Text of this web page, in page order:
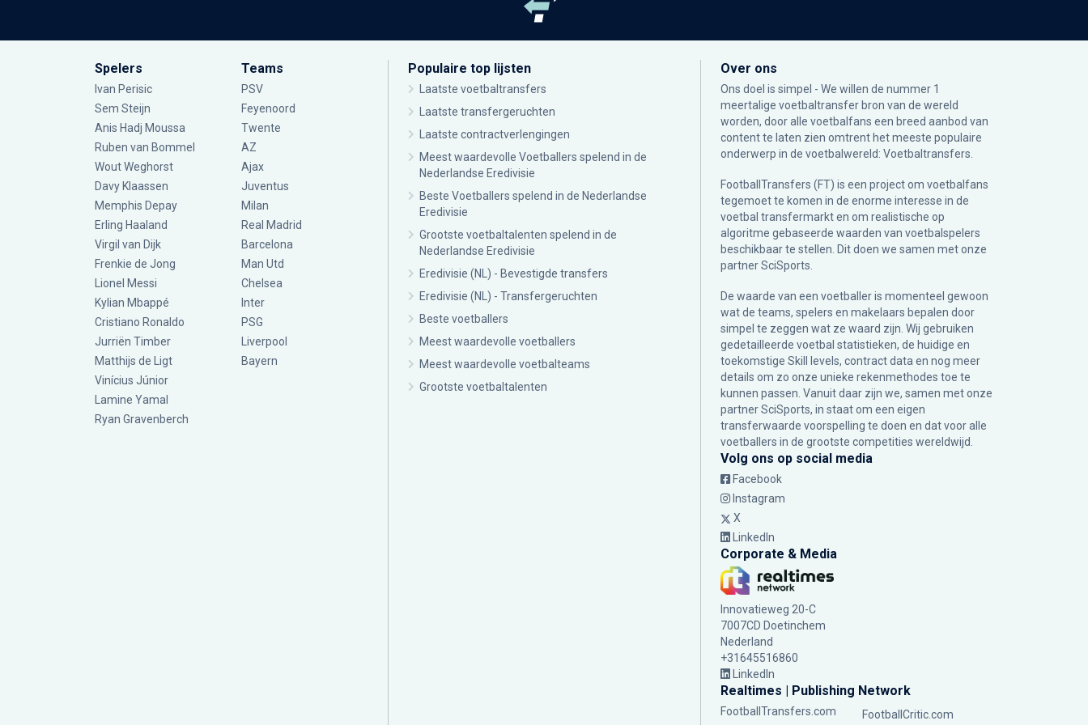
Spelers
Ivan Perisic
Sem Steijn
Anis Hadj Moussa
Ruben van Bommel
Wout Weghorst
Davy Klaassen
Memphis Depay
Erling Haaland
Virgil van Dijk
Frenkie de Jong
Lionel Messi
Kylian Mbappé
Cristiano Ronaldo
Jurriën Timber
Matthijs de Ligt
Vinícius Júnior
Lamine Yamal
Ryan Gravenberch
Teams
PSV
Feyenoord
Twente
AZ
Ajax
Juventus
Milan
Real Madrid
Barcelona
Man Utd
Chelsea
Inter
PSG
Liverpool
Bayern
Populaire top lijsten
Laatste voetbaltransfers
Laatste transfergeruchten
Laatste contractverlengingen
Meest waardevolle Voetballers spelend in de
Nederlandse Eredivisie
Beste Voetballers spelend in de Nederlandse
Eredivisie
Grootste voetbaltalenten spelend in de
Nederlandse Eredivisie
Eredivisie (NL) - Bevestigde transfers
Eredivisie (NL) - Transfergeruchten
Beste voetballers
Meest waardevolle voetballers
Meest waardevolle voetbalteams
Grootste voetbaltalenten
Over ons
Ons doel is simpel - We willen de nummer 1
meertalige voetbaltransfer bron van de wereld
worden, door alle voetbalfans een breed aanbod van
content te laten zien omtrent het meeste populaire
onderwerp in de voetbalwereld: Voetbaltransfers.
FootballTransfers (FT) is een project om voetbalfans
tegemoet te komen in de enorme interesse in de
voetbal transfermarkt en om realistische op
algoritme gebaseerde waarden van voetbalspelers
beschikbaar te stellen. Dit doen we samen met onze
partnerSciSports
De waarde van een voetballer is momenteel gewoon
wat de teams, spelers en makelaars bepalen door
simpel te zeggen wat ze waard zijn. Wij gebruiken
gedetailleerde voetbal statistieken, de huidige en
toekomstige Skill levels, contract data en nog meer
details om zo onze unieke rekenmethodes toe te
kunnen passen. Vanuit daar zijn we, samen met onze
partner SciSports, in staat om een eigen
transferwaarde voorspelling te doen en dat voor alle
voetballers in de grootste competities wereldwijd.
Volg ons op social media
Facebook
Instagram
X
LinkedIn
Corporate & Media
Innovatieweg 20-C
7007CD Doetinchem
Nederland
+31645516860
LinkedIn
Realtimes | Publishing Network
FootballTransfers.com FootballCritic.com